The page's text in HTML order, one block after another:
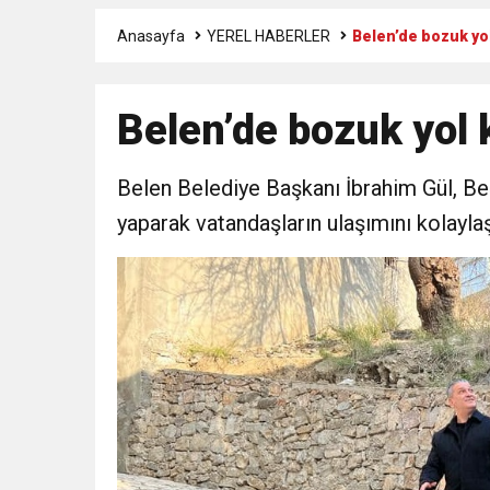
6:19 HBB BAŞKANI
17:36 KURUMLAR VERGİSİ
1:00 İTSO İŞ-KUR SGK
21:40 CEYLANDERE’DE
18:22 BAŞKAN SAMİ
Anasayfa YEREL HABERLER Belen’de bozuk
Belen’de bozuk yol
Belen Belediye Başkanı İbrahim Gül,
yaparak vatandaşların ulaşımını